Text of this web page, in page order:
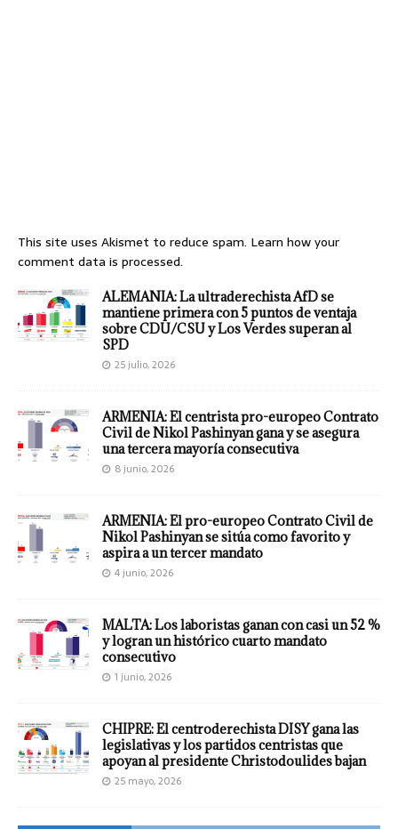
This site uses Akismet to reduce spam. Learn how your
comment data is processed.
ALEMANIA: La ultraderechista AfD se
mantiene primera con 5 puntos de ventaja
sobre CDU/CSU y Los Verdes superan al
SPD
25 julio, 2026
ARMENIA: El centrista pro-europeo Contrato
Civil de Nikol Pashinyan gana y se asegura
una tercera mayoría consecutiva
8 junio, 2026
ARMENIA: El pro-europeo Contrato Civil de
Nikol Pashinyan se sitúa como favorito y
aspira a un tercer mandato
4 junio, 2026
MALTA: Los laboristas ganan con casi un 52 %
y logran un histórico cuarto mandato
consecutivo
1 junio, 2026
CHIPRE: El centroderechista DISY gana las
legislativas y los partidos centristas que
apoyan al presidente Christodoulides bajan
25 mayo, 2026